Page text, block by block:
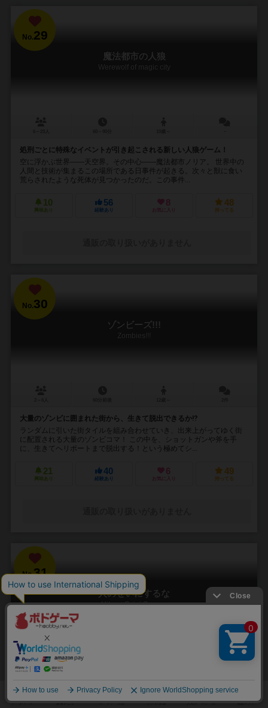
No.29
魔法都市の人狼
Werewolf of magic city
処刑ごとに特殊なイベントが引き起こされる新しい人狼ゲーム！
空に浮かぶ世界――天空界。その中心――魔法都市ノリア。 世界中の
人間と技術が集まるこの場所である日事件が起きる。次々と獣に食い
荒らされたような死体が見つかったのだ。この事件...
10
興味あり
56
経験あり
8
お気に入り
48
持ってる
No.30
ゾンビーズ!!!
Zombies!!!
大量のゾンビに囲まれた街から、生きて脱出できるか⁉︎
ランダムに引いた街タイルを組み合わせていき、出来上がってゆく街
に配置される大量のゾンビコマ！ この中を、ショットガンや斧を手
に、生きてヘリポートまで脱出する！という極めてシ...
21
興味あり
40
経験あり
6
お気に入り
49
持ってる
No.31
人のせいにするな
Hitono Seini Suruna
3～5人
責任をなすりつけろ！
「お前がやったんだろ！！」 やった覚えのないミスや罪を押し付けら